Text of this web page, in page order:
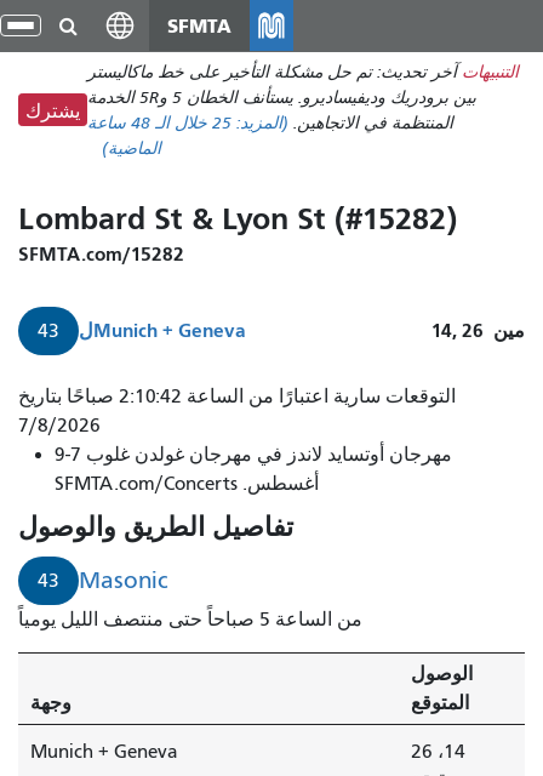
انتقل
إلى
المحتوى
الرئيسي
SFMTA
التنبيهات آخر تحديث: تم حل مشكلة التأخير على خط ماكاليستر
بين برودريك وديفيساديرو. يستأنف الخطان 5 و5R الخدمة
المنتظمة في الاتجاهين. (المزيد: 25
خلال الـ 48 ساعة
الماضية)
يشترك
Lombard St & Lyon St (#15282)
SFMTA.com/15282
43 لMunich + Geneva 14, 26 مين
التوقعات سارية اعتبارًا من الساعة 2:10:42 صباحًا بتاريخ
7/8/2026
مهرجان أوتسايد لاندز في مهرجان غولدن غلوب 7-9
أغسطس. SFMTA.com/Concerts
تفاصيل الطريق والوصول
43 Masonic
من الساعة 5 صباحاً حتى منتصف الليل يومياً
وجهة
الوصول
المتوقع
Munich + Geneva
14، 26